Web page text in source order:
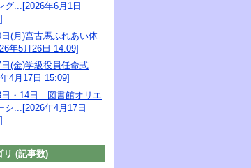
グ...[2026年6月1日
(月)宮古馬ふれあい体
年5月26日 14:09]
(金)学級役員任命式
4月17日 15:09]
日・14日 図書館オリエ
シ...[2026年4月17日
リ (記事数)